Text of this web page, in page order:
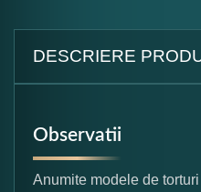
DESCRIERE
Observatii
Anumite modele de